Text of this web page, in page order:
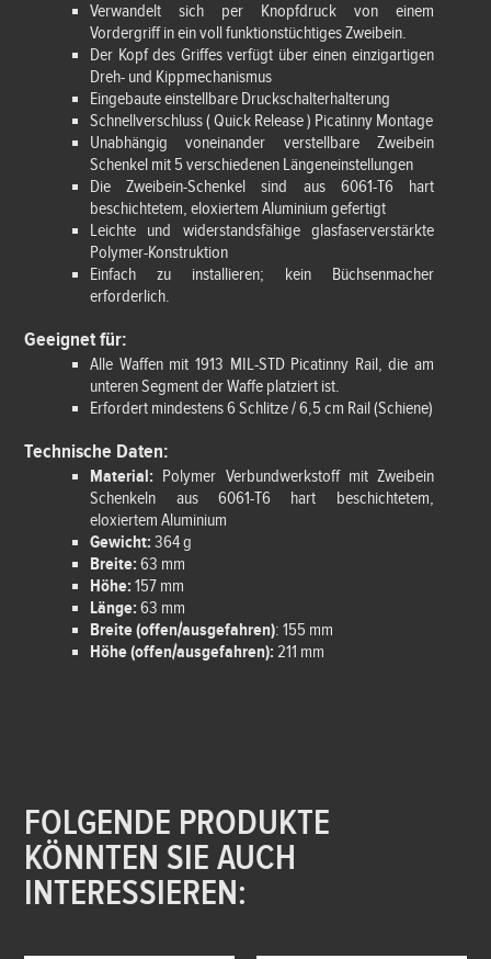
Verwandelt sich per Knopfdruck von einem
Vordergriff in ein voll funktionstüchtiges Zweibein.
Der Kopf des Griffes verfügt über einen einzigartigen
Dreh- und Kippmechanismus
Eingebaute einstellbare Druckschalterhalterung
Schnellverschluss ( Quick Release ) Picatinny Montage
Unabhängig voneinander verstellbare Zweibein
Schenkel mit 5 verschiedenen Längeneinstellungen
Die Zweibein-Schenkel sind aus 6061-T6 hart
beschichtetem, eloxiertem Aluminium gefertigt
Leichte und widerstandsfähige glasfaserverstärkte
Polymer-Konstruktion
Einfach zu installieren; kein Büchsenmacher
erforderlich.
Geeignet für:
Alle Waffen mit 1913 MIL-STD Picatinny Rail, die am
unteren Segment der Waffe platziert ist.
Erfordert mindestens 6 Schlitze / 6,5 cm Rail (Schiene)
Technische Daten:
Material: Polymer Verbundwerkstoff mit Zweibein
Schenkeln aus 6061-T6 hart beschichtetem,
eloxiertem Aluminium
Gewicht: 364 g
Breite: 63 mm
Höhe:157 mm
Länge: 63 mm
Breite (offen/ausgefahren): 155 mm
Höhe (offen/ausgefahren):211 mm
FOLGENDE PRODUKTE
KÖNNTEN SIE AUCH
INTERESSIEREN: